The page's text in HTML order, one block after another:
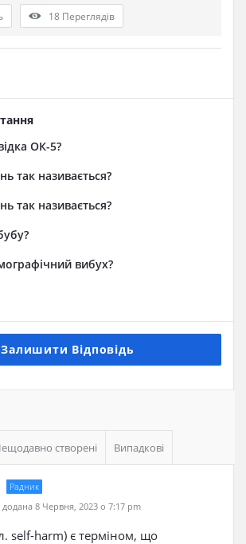
18 Переглядів
ОК-5?
так називається?
так називається?
вибух?
Залишити Відповідь
створені Випадкові
Радник
додана 8 Червня, 2023 о 7:17 pm
self-harm) є терміном, що